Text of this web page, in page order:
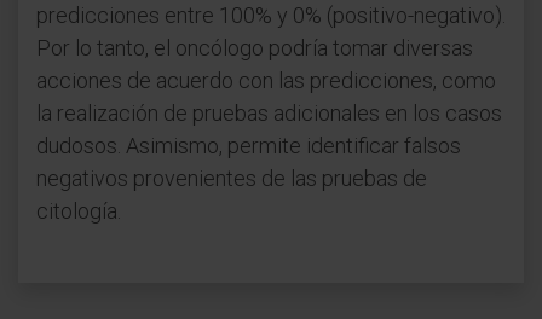
predicciones entre 100% y 0% (positivo-negativo).
Por lo tanto, el oncólogo podría tomar diversas
acciones de acuerdo con las predicciones, como
la realización de pruebas adicionales en los casos
dudosos. Asimismo, permite identificar falsos
negativos provenientes de las pruebas de
citología.